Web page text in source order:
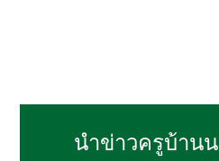
นำข่าวครูบ้าน